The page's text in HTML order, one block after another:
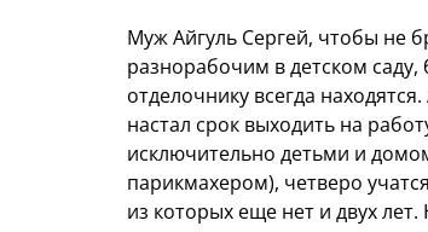
Муж Айгуль Сергей, чтобы не
разнорабочим в детском
отделочнику всегда
настал срок выходить на
исключительно детьми и
парикмахером), четверо
из которых еще нет и двух